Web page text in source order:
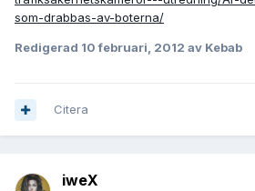
som-drabbas-av-boterna/
Redigerad 10 februari, 2012 av Kebab
Citera
iweX